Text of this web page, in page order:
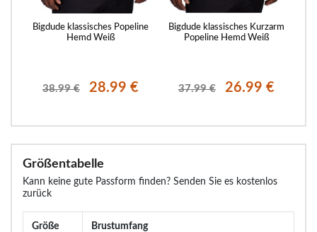
Bigdude klassisches Popeline
Hemd Weiß
38.99 € 28.99 €
Bigdude klassisches Kurzarm
Popeline Hemd Weiß
37.99 € 26.99 €
Größentabelle
Kann keine gute Passform finden? Senden Sie es kostenlos
zurück
Größe Brustumfang